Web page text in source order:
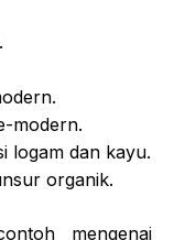
modern.
logam dan kayu.
organik.
mengenai